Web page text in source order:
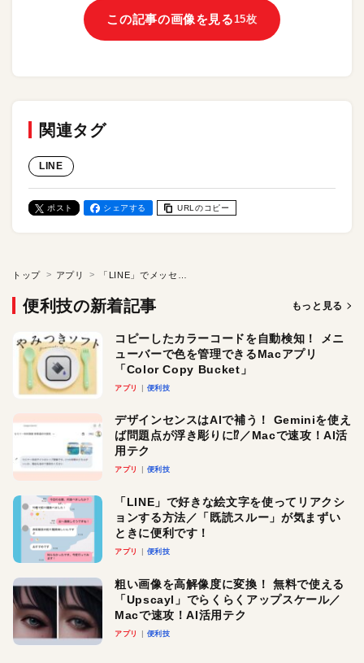
この記事の画像を見る 15枚
関連タグ
LINE
ポスト シェアする URLのコピー
トップ アプリ
便利技の新着記事 もっと見る
コピーしたカラーコードを自動検知！ メニ
ューバーで色を管理できるMacアプリ
「Color Copy Bucket」
アプリ 便利技
デザインセンスはAIで補う！ Geminiを使え
ば問題点が浮き彫りに⁉︎／Macで速攻！AI活
用テク
アプリ 便利技
「LINE」で好きな絵文字を使ってリアクシ
ョンする方法／「既読スルー」が気まずい
ときに便利です！
アプリ 便利技
粗い画像を高解像度に変換！ 無料で使える
「Upscayl」でらくらくアップスケール／
Macで速攻！AI活用テク
アプリ 便利技